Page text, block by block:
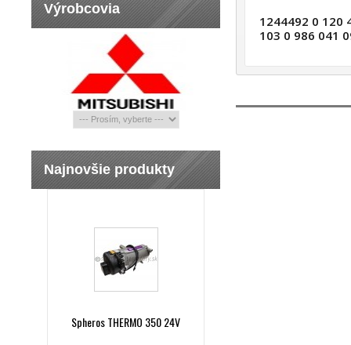
Výrobcovia
Najnovšie produkty
Spheros THERMO 350 24V
1244492 0 120
103 0 986 041